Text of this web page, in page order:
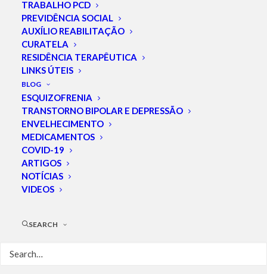
TRABALHO PCD
PREVIDÊNCIA SOCIAL
AUXÍLIO REABILITAÇÃO
CURATELA
RESIDÊNCIA TERAPÊUTICA
LINKS ÚTEIS
BLOG
ESQUIZOFRENIA
TRANSTORNO BIPOLAR E DEPRESSÃO
ENVELHECIMENTO
MEDICAMENTOS
COVID-19
ARTIGOS
NOTÍCIAS
VIDEOS
SEARCH
semelhanças entre
a esquizofrenia e o
transtorno bipolar